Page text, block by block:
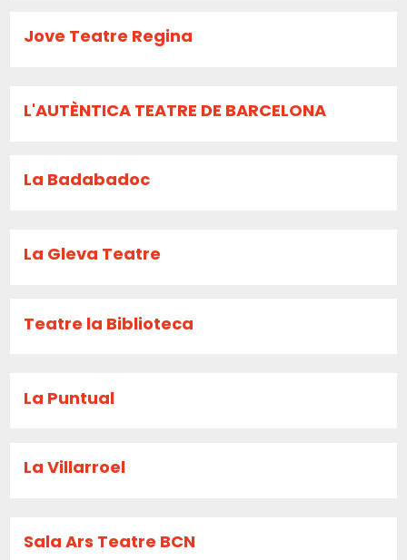
Jove Teatre Regina
L'AUTÈNTICA TEATRE DE BARCELONA
La Badabadoc
La Gleva Teatre
Teatre la Biblioteca
La Puntual
La Villarroel
Sala Ars Teatre BCN